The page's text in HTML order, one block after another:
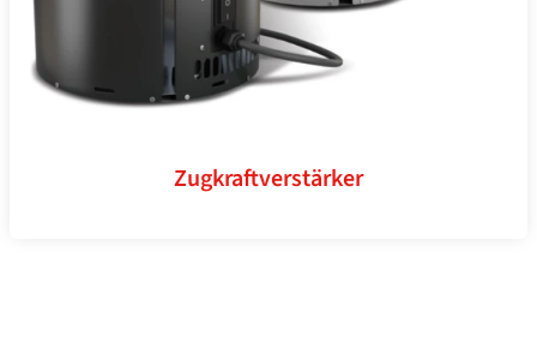
Zugkraftverstärker